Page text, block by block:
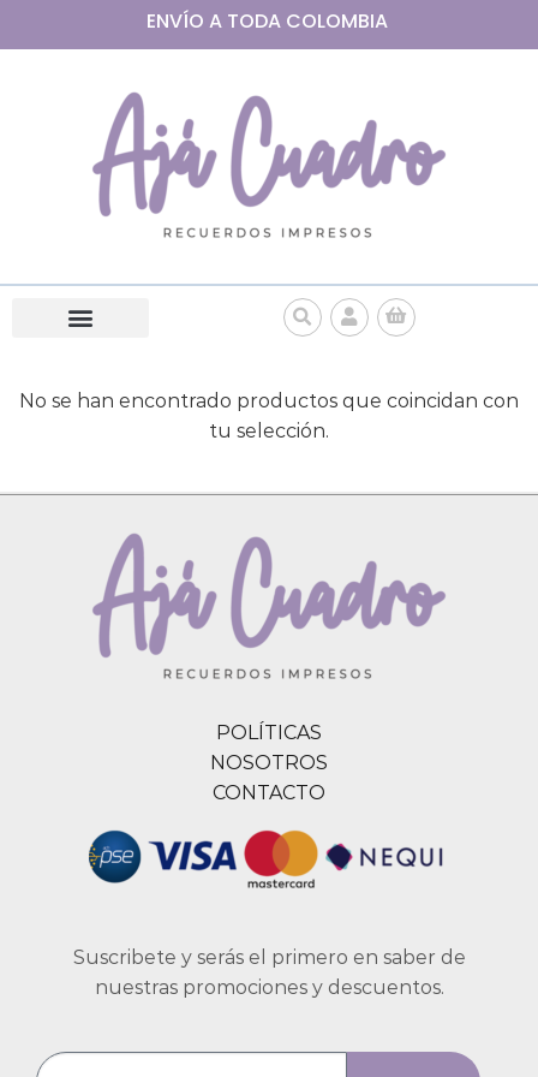
ENVÍO A TODA COLOMBIA
No se han encontrado productos que coincidan con
tu selección.
POLÍTICAS
NOSOTROS
CONTACTO
Suscribete y serás el primero en saber de
nuestras promociones y descuentos.